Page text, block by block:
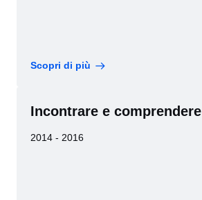
Scopri di più
Incontrare e comprendere
2014 - 2016